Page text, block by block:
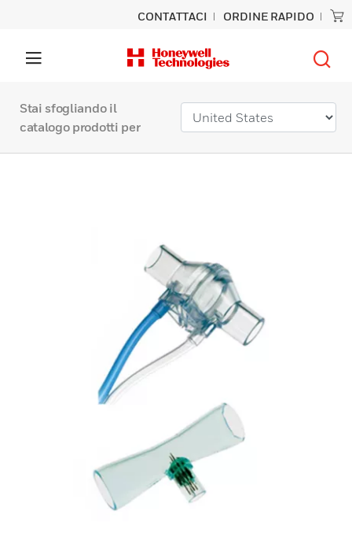
CONTATTACI ORDINE RAPIDO
Stai sfogliando il
catalogo prodotti per